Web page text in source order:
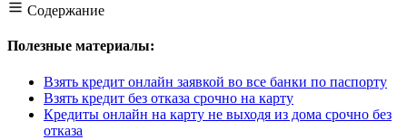
Содержание
Полезные материалы:
Взять кредит онлайн заявкой во все банки по паспорту
Взять кредит без отказа срочно на карту
Кредиты онлайн на карту не выходя из дома срочно без
отказа